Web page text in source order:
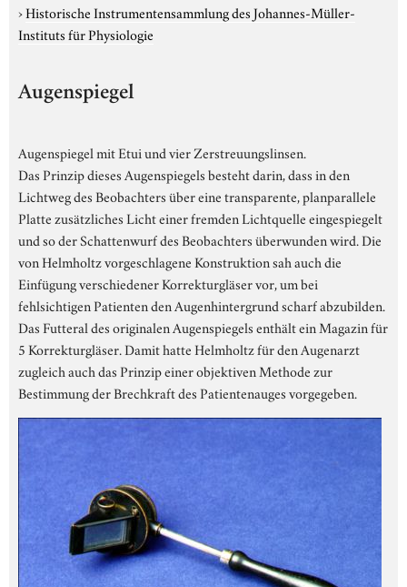
›Historische Instrumentensammlung des Johannes-Müller-
Instituts für Physiologie
Augenspiegel
Augenspiegel mit Etui und vier Zerstreuungslinsen.
Das Prinzip dieses Augenspiegels besteht darin, dass in den
Lichtweg des Beobachters über eine transparente, planparallele
Platte zusätzliches Licht einer fremden Lichtquelle eingespiegelt
und so der Schattenwurf des Beobachters überwunden wird. Die
von Helmholtz vorgeschlagene Konstruktion sah auch die
Einfügung verschiedener Korrekturgläser vor, um bei
fehlsichtigen Patienten den Augenhintergrund scharf abzubilden.
Das Futteral des originalen Augenspiegels enthält ein Magazin für
5 Korrekturgläser. Damit hatte Helmholtz für den Augenarzt
zugleich auch das Prinzip einer objektiven Methode zur
Bestimmung der Brechkraft des Patientenauges vorgegeben.